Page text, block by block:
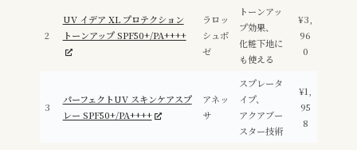
2
UV イデア XL プロテクション
トーンアップ SPF50+/PA++++
ラロッ
シュポ
ゼ
トーンアッ
プ効果、
化粧下地に
も使える
¥3,
96
0
3
パーフェクトUV スキンケアスプ
レー SPF50+/PA++++
アネッ
サ
スプレータ
イプ、
アクアブー
スター技術
¥1,
95
8